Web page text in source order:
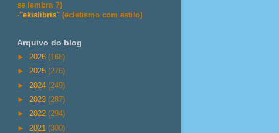
se lembra ?)
-"ekislibris" (ecletismo com estilo)
Arquivo do blog
► 2026 (168)
► 2025 (276)
► 2024 (249)
► 2023 (287)
► 2022 (294)
► 2021 (300)